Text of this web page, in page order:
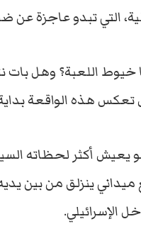
التيتبدوعاجزةعن
خيوط اللعبة؟ وهلبات
تعكسهذهالواقعة
يعيشأكثر لحظاته
ميدانيينزلقمنبين
الإسرائيلي.